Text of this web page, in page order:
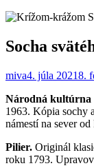
Socha
miva4. júla 20218.
Národná kultúrna
1963. Kópia sochy
námestí na sever
Pilier. Originál
roku 1793.